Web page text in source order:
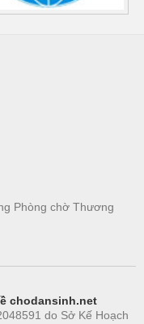
Phòng chờ Thương
chodansinh.net
do Sở Kế Hoạch